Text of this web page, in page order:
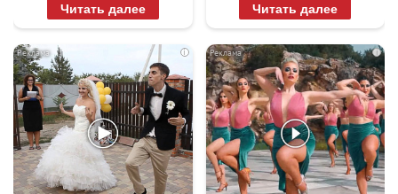
Читать далее Читать далее
i i